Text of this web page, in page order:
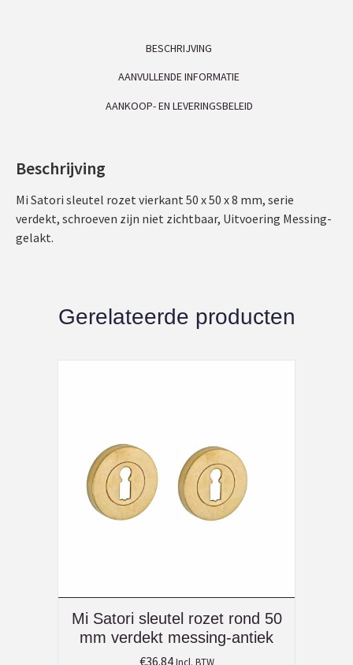
BESCHRIJVING
AANVULLENDE INFORMATIE
AANKOOP- EN LEVERINGSBELEID
Beschrijving
Mi Satori sleutel rozet vierkant 50 x 50 x 8 mm, serie
verdekt, schroeven zijn niet zichtbaar, Uitvoering Messing-
gelakt.
Gerelateerde producten
Mi Satori sleutel rozet rond 50
mm verdekt messing-antiek
€36.84 Incl. BTW